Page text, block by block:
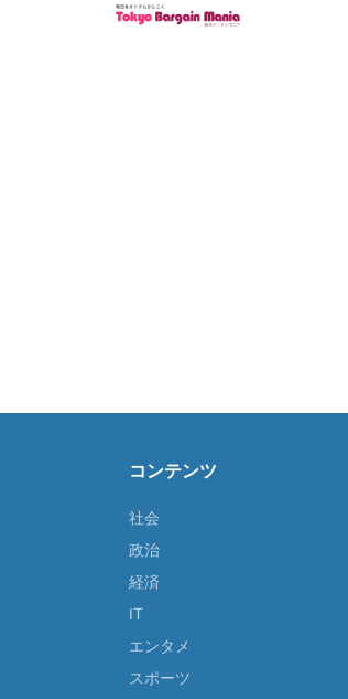
コンテンツ
社会
政治
経済
IT
エンタメ
スポーツ